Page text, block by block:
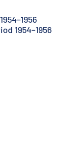
1954–1956